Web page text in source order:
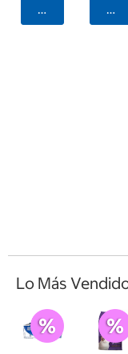
Agregar
Lo Más